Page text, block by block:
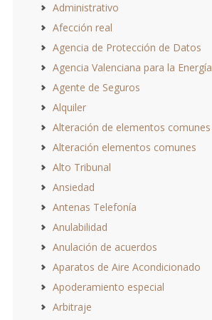
Administrativo
Afección real
Agencia de Protección de Datos
Agencia Valenciana para la Energía
Agente de Seguros
Alquiler
Alteración de elementos comunes
Alteración elementos comunes
Alto Tribunal
Ansiedad
Antenas Telefonía
Anulabilidad
Anulación de acuerdos
Aparatos de Aire Acondicionado
Apoderamiento especial
Arbitraje